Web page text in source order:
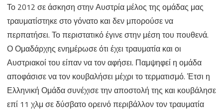
Το 2012 σε άσκηση στην Αυστρία μέλος της ομάδας μας
τραυματίστηκε στο γόνατο και δεν μπορούσε να
περπατήσει. Το περιστατικό έγινε στην μέση του πουθενά.
Ο Ομαδάρχης ενημέρωσε ότι έχει τραυματία και οι
Αυστριακοί του είπαν να τον αφήσει. Παμψηφεί η ομάδα
αποφάσισε να τον κουβαλήσει μέχρι το τερματισμό. Έτσι η
Ελληνική Ομάδα συνέχισε την αποστολή της και κουβάλησε
επί 11 χλμ σε δύσβατο ορεινό περιβάλλον τον τραυματία